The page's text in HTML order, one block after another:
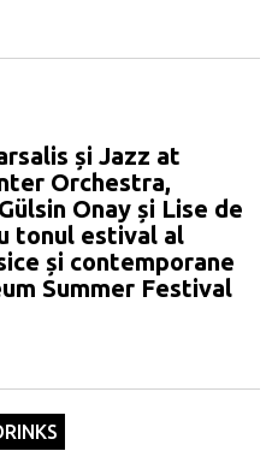
și Jazz at
Orchestra,
Onay și Lise de
tonul estival al
și contemporane
Summer Festival